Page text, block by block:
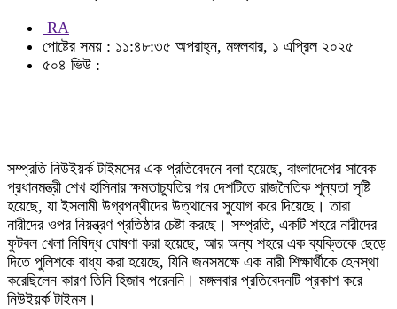
RA
পোষ্টের সময় : ১১:৪৮:৩৫ অপরাহ্ন, মঙ্গলবার, ১ এপ্রিল ২০২৫
৫০৪ ভিউ :
সম্প্রতি নিউইয়র্ক টাইমসের এক প্রতিবেদনে বলা হয়েছে, বাংলাদেশের সাবেক
প্রধানমন্ত্রী শেখ হাসিনার ক্ষমতাচ্যুতির পর দেশটিতে রাজনৈতিক শূন্যতা সৃষ্টি
হয়েছে, যা ইসলামী উগ্রপন্থীদের উত্থানের সুযোগ করে দিয়েছে। তারা
নারীদের ওপর নিয়ন্ত্রণ প্রতিষ্ঠার চেষ্টা করছে। সম্প্রতি, একটি শহরে নারীদের
ফুটবল খেলা নিষিদ্ধ ঘোষণা করা হয়েছে, আর অন্য শহরে এক ব্যক্তিকে ছেড়ে
দিতে পুলিশকে বাধ্য করা হয়েছে, যিনি জনসমক্ষে এক নারী শিক্ষার্থীকে হেনস্থা
করেছিলেন কারণ তিনি হিজাব পরেননি। মঙ্গলবার প্রতিবেদনটি প্রকাশ করে
নিউইয়র্ক টাইমস।